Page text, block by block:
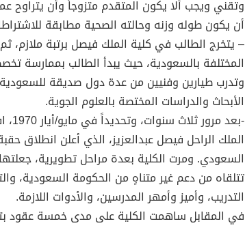
أن يكون طوله وزنه وحالته الصحية مطابقة
– يتخرج الطالب في كلية الملك فيصل برتبة ملازم،
المختلفة بالسعودية، حيث يبدأ الطالب بممارسة
وتدرب طيارين وفنيين من عدة دول صديقة
الأبحاث والدراسات المختصة بالعلوم الجوية.
-
الملك الراحل فيصل عبدالعزيز، الذي أعلن انطلاق
السعودي. ومرت الكلية بعدة مراحل تطويرية،
تتلقاه من دعم غير متناهٍ من الحكومة السعودية،
التدريب، وأميز وأمهر المدرسين، والأدوات اللازمة.
في المقابل ساهمت الكلية على مدى خمسة عقود